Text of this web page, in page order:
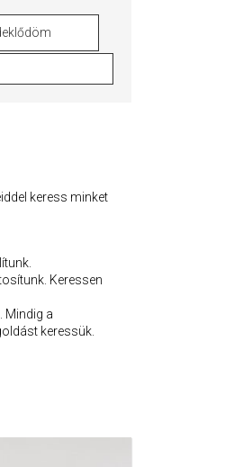
keress minket
Keressen
Mindig a
keressük.